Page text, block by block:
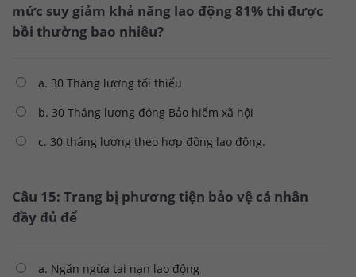
mức suy giảm khả năng lao động 81% thì được
bồi thường bao nhiêu?
a. 30 Tháng lương tối thiểu
b. 30 Tháng lương đóng Bảo hiểm xã hội
c. 30 tháng lương theo hợp đồng lao động.
Câu 15: Trang bị phương tiện bảo vệ cá nhân
đầy đủ để
a. Ngăn ngừa tai nạn lao động